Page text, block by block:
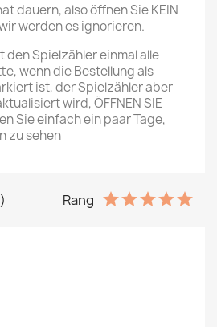
dauern, also öffnen Sie KEIN
werden es ignorieren.
Spielzähler einmal alle
wenn die Bestellung als
ist, der Spielzähler aber
wird, ÖFFNEN SIE
Sie einfach ein paar Tage,
zu sehen
Rang